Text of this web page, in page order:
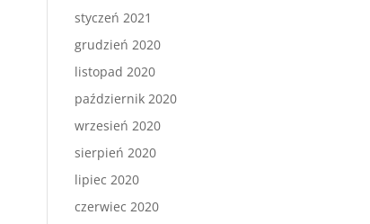
styczeń 2021
grudzień 2020
listopad 2020
październik 2020
wrzesień 2020
sierpień 2020
lipiec 2020
czerwiec 2020